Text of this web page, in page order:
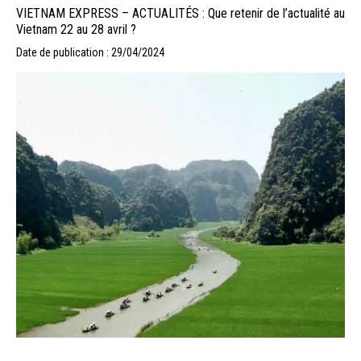
VIETNAM EXPRESS – ACTUALITÉS : Que retenir de l’actualité au
Vietnam 22 au 28 avril ?
Date de publication : 29/04/2024